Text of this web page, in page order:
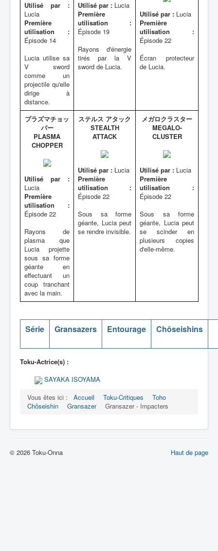
Utilisé par :
Lucia
Première
utilisation :
Épisode 14
Lucia utilise sa
V sword
comme un
projectile qu'elle
dirige à
distance.
Utilisé par : Lucia
Première
utilisation :
Épisode 19
Rayons d'énergie
tirés par la V
sword de Lucia.
Utilisé par : Lucia
Première
utilisation :
Épisode 22
Écran protecteur
de Lucia.
プラズマチョッ
パー
PLASMA
CHOPPER
Utilisé par :
Lucia
Première
utilisation :
Épisode 22
Rayons de
plasma que
Lucia projette
sous sa forme
géante en
effectuant un
coup tranchant
avec la main.
ステルス アタック
STEALTH
ATTACK
Utilisé par : Lucia
Première
utilisation :
Épisode 22
Sous sa forme
géante, Lucia peut
se rendre invisible.
メガロクラスター
MEGALO-
CLUSTER
Utilisé par : Lucia
Première
utilisation :
Épisode 22
Sous sa forme
géante, Lucia peut
se scinder en
plusieurs copies
d'elle-même.
Série Gransazers Entourage Chôseishins
Toku-Actrice(s) :
SAYAKA ISOYAMA
Vous êtes ici :
Accueil Toku-Critiques
Toho
Chôseishin
Gransazer Gransazer - Impacters
Haut de page
© 2026 Toku-Onna